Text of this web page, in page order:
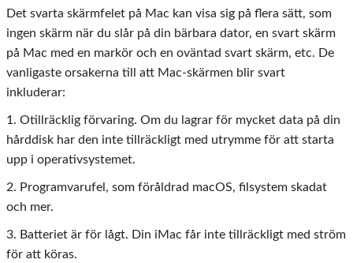
Det svarta skärmfelet på Mac kan visa sig på flera sätt, som
ingen skärm när du slår på din bärbara dator, en svart skärm
på Mac med en markör och en oväntad svart skärm, etc. De
vanligaste orsakerna till att Mac-skärmen blir svart
inkluderar:
1. Otillräcklig förvaring. Om du lagrar för mycket data på din
hårddisk har den inte tillräckligt med utrymme för att starta
upp i operativsystemet.
2. Programvarufel, som föråldrad macOS, filsystem skadat
och mer.
3. Batteriet är för lågt. Din iMac får inte tillräckligt med ström
för att köras.